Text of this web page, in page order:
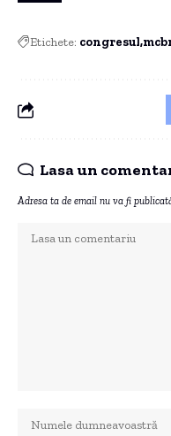
Etichete: congresul
Lasa un
Adresa ta de email nu va fi